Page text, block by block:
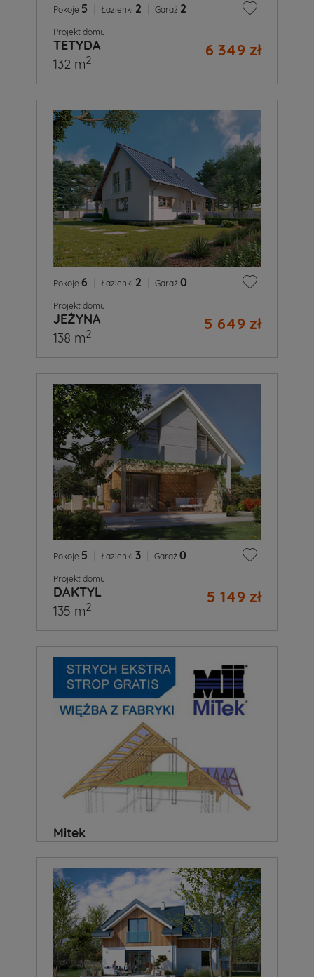
Pokoje 5 Łazienki 2 Garaż 2
Projekt domu
TETYDA 6 349 zł
132 m2
Pokoje 6 Łazienki 2 Garaż 0
Projekt domu
JEŻYNA 5 649 zł
138 m2
Pokoje 5 Łazienki 3 Garaż 0
Projekt domu
DAKTYL 5 149 zł
135 m2
Mitek